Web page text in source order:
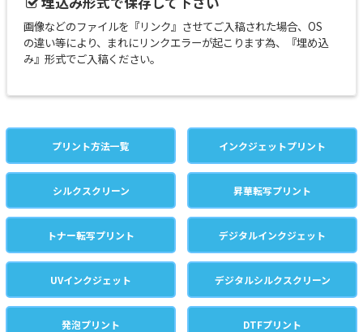
画像などのファイルを『リンク』させてご入稿された場合、OS
の違い等により、まれにリンクエラーが起こります為、『埋め込
み』形式でご入稿ください。
プリント方法一覧 インクジェットプリント
シルクスクリーン 昇華転写プリント
トナー転写プリント デジタルインクジェット
UVインクジェット デジタルシルクスクリーン
発泡プリント DTFプリント